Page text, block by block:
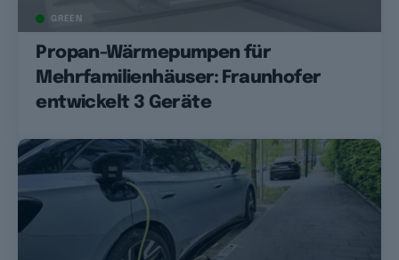
GREEN
Propan-Wärmepumpen für
Mehrfamilienhäuser: Fraunhofer
entwickelt 3 Geräte